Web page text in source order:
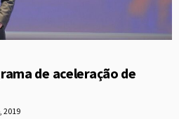
de aceleração de
2019